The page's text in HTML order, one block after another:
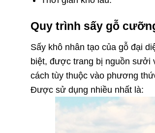
Quy trình sấy gỗ
Sấy khô nhân tạo của gỗ đại
biệt, được trang bị nguồn sưởi
cách tùy thuộc vào phương
Được sử dụng nhiều nhất là: